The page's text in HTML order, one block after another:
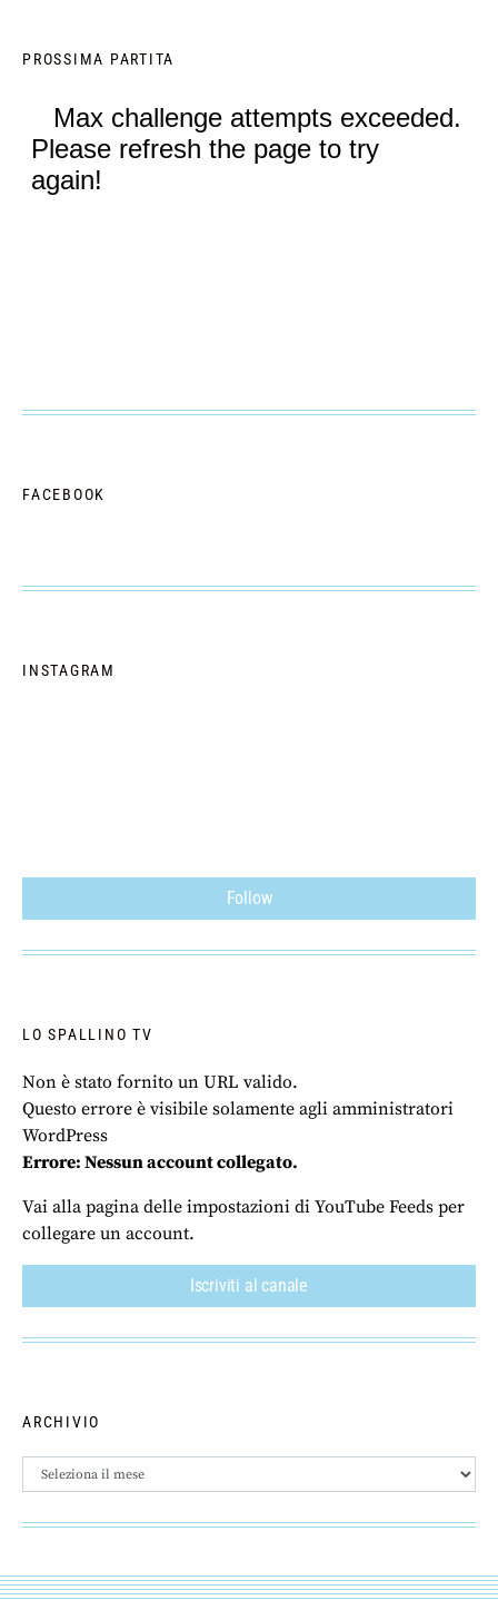
PROSSIMA PARTITA
FACEBOOK
INSTAGRAM
Follow
LO SPALLINO TV
Non è stato fornito un URL valido.
Questo errore è visibile solamente agli amministratori
WordPress
Errore: Nessun account collegato.
Vai alla pagina delle impostazioni di YouTube Feeds per
collegare un account.
Iscriviti al canale
ARCHIVIO
Archivio